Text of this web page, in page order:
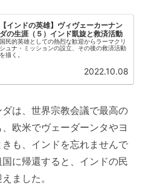
【インドの英雄】ヴィヴェーカーナン
ダの生涯（５）インド凱旋と救済活動
国民的英雄としての熱烈な歓迎からラーマクリ
シュナ・ミッションの設立、その後の救済活動
を描く。
2022.10.08
は、世界宗教会議で最高の
欧米でヴェーダーンタやヨ
も、インドを忘れませんで
に帰還すると、インドの民
ました。